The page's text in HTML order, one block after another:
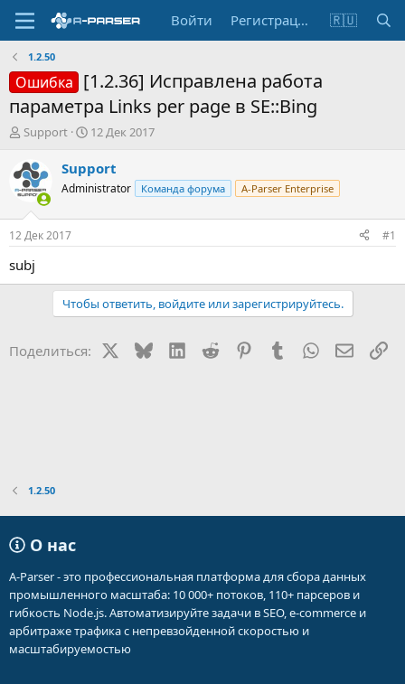
Войти Регистрация 🇷🇺
1.2.50
Ошибка [1.2.36] Исправлена работа
параметра Links per page в SE::Bing
А
т
о
р
т
е
м
ы
Support
Д
т
а
н
а
12 Дек 2017
Support
Administrator Команда форума A-Parser Enterprise
12 Дек 2017 #1
subj
Чтобы ответить, войдите или зарегистрируйтесь.
Поделиться: BlueskyLinkedIn
Reddit PinterestTumblr WhatsApp
1.2.50
О нас
A-Parser - это профессиональная платформа для сбора данных
промышленного масштаба: 10 000+ потоков, 110+ парсеров и
гибкость Node.js. Автоматизируйте задачи в SEO, e-commerce и
арбитраже трафика с непревзойденной скоростью и
масштабируемостью